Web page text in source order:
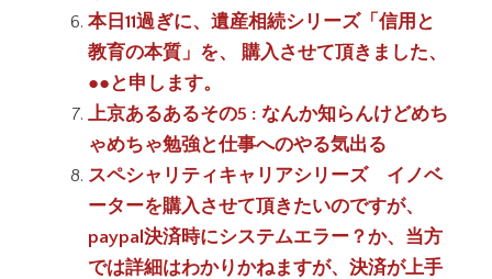
本日11過ぎに、遺産相続シリーズ「信用と
教育の本質」を、 購入させて頂きました、
●●と申します。
上京あるあるその5 : なんか知らんけどめち
ゃめちゃ勉強と仕事へのやる気出る
スペシャリティキャリアシリーズ イノベ
ーターを購入させて頂きたいのですが、
paypal決済時にシステムエラー？か、当方
では詳細はわかりかねますが、決済が上手